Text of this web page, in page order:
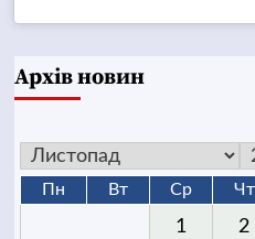
Архів новин
Пн Вт Ср Чт
1 2